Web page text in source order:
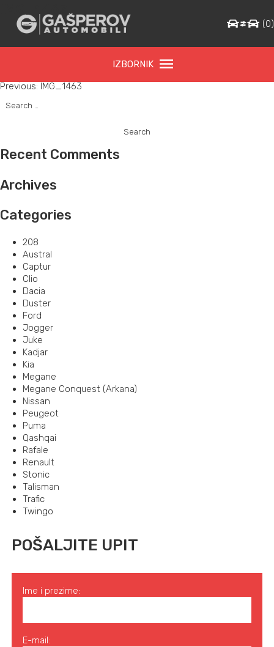
IZBORNIK
(0)
Post
navigation
Previous: IMG_1463
for:
Recent Comments
Archives
Categories
208
Austral
Captur
Clio
Dacia
Duster
Ford
Jogger
Juke
Kadjar
Kia
Megane
Megane Conquest (Arkana)
Nissan
Peugeot
Puma
Qashqai
Rafale
Renault
Stonic
Talisman
Trafic
Twingo
POŠALJITE UPIT
Ime i prezime:
E-mail: